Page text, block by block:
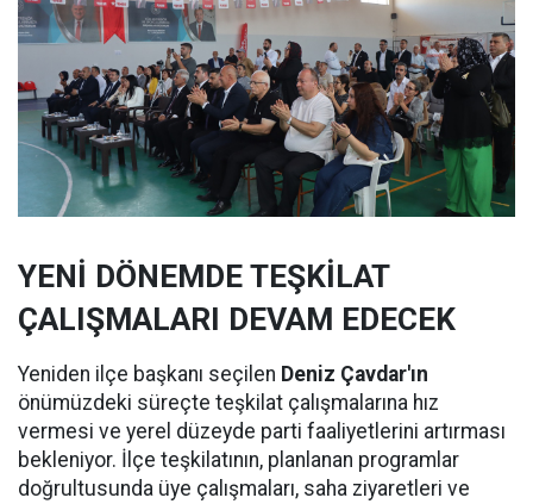
YENİ DÖNEMDE TEŞKİLAT
ÇALIŞMALARI DEVAM EDECEK
Yeniden ilçe başkanı seçilen Deniz Çavdar'ın
önümüzdeki süreçte teşkilat çalışmalarına hız
vermesi ve yerel düzeyde parti faaliyetlerini artırması
bekleniyor. İlçe teşkilatının, planlanan programlar
doğrultusunda üye çalışmaları, saha ziyaretleri ve